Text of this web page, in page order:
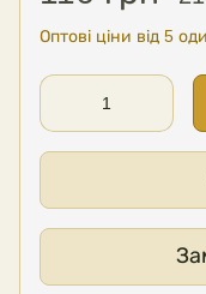
Оптові ціни від 5